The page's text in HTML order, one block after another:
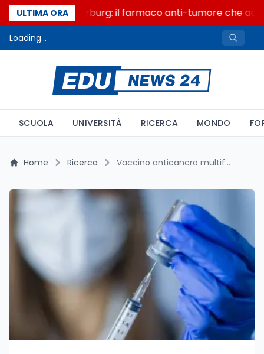
ULTIMA ORA
Un secolo di Warburg: il farmaco anti-tumore che
Loading...
SCUOLA UNIVERSITÀ RICERCA MONDO
Home Ricerca Vaccino anticancro multifasico: la rivoluzione delle nanoparticelle contro melanoma, pancreas e mammella